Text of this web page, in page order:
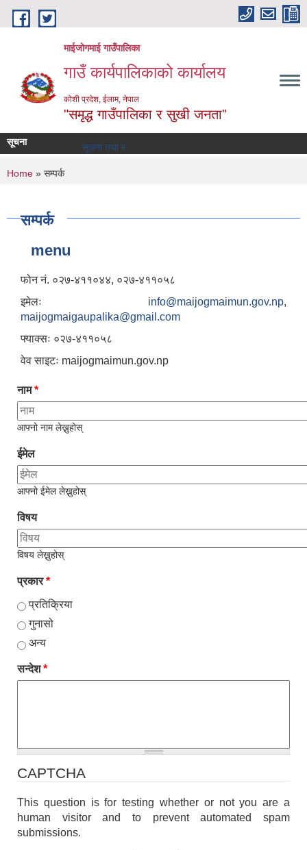
Skip to main content
माईजोगमाई गाउँपालिका
गाउँ कार्यपालिकाको कार्यालय
कोशी प्रदेश, ईलाम, नेपाल
"समृद्ध गाउँपालिका र सुखी जनता"
सूचना सूचना तथा समाचार
You are here
Home » सम्पर्क
सम्पर्क
menu
फोन नं. ०२७-४११०४४, ०२७-४११०५८
इमेलः info@maijogmaimun.gov.np,
maijogmaigaupalika@gmail.com
फ्याक्सः ०२७-४११०५८
वेव साइटः maijogmaimun.gov.np
नाम*
आफ्नो नाम लेख्नुहोस्
ईमेल
आफ्नो ईमेल लेख्नुहोस्
विषय
विषय लेख्नुहोस्
प्रकार*
प्रतिक्रिया
गुनासो
अन्य
सन्देश*
CAPTCHA
This question is for testing whether or not you are a
human visitor and to prevent automated spam
submissions.